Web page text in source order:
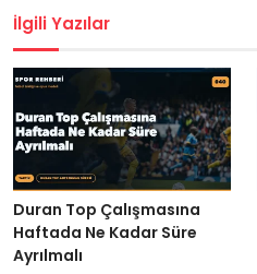
İlgili Yazılar
Duran Top Çalışmasına
Haftada Ne Kadar Süre
Ayrılmalı